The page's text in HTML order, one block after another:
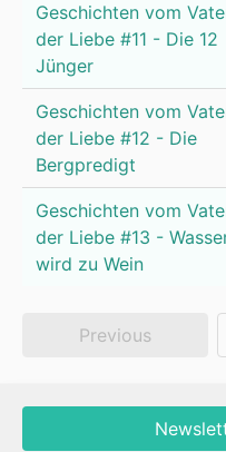
Geschichten vom
der Liebe #11 - Die 12
Jünger
Geschichten vom
der Liebe #12 - Die
Bergpredigt
Geschichten vom
der Liebe #13 -
wird zu Wein
Previous